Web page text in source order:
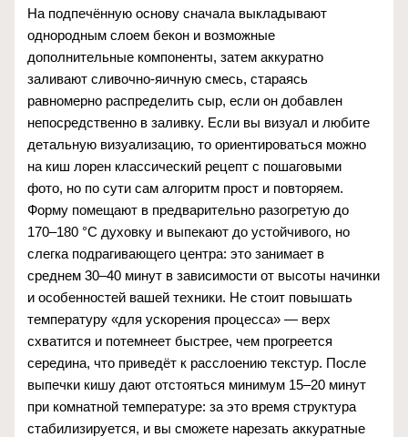
На подпечённую основу сначала выкладывают
однородным слоем бекон и возможные
дополнительные компоненты, затем аккуратно
заливают сливочно-яичную смесь, стараясь
равномерно распределить сыр, если он добавлен
непосредственно в заливку. Если вы визуал и любите
детальную визуализацию, то ориентироваться можно
на киш лорен классический рецепт с пошаговыми
фото, но по сути сам алгоритм прост и повторяем.
Форму помещают в предварительно разогретую до
170–180 °C духовку и выпекают до устойчивого, но
слегка подрагивающего центра: это занимает в
среднем 30–40 минут в зависимости от высоты начинки
и особенностей вашей техники. Не стоит повышать
температуру «для ускорения процесса» — верх
схватится и потемнеет быстрее, чем прогреется
середина, что приведёт к расслоению текстур. После
выпечки кишу дают отстояться минимум 15–20 минут
при комнатной температуре: за это время структура
стабилизируется, и вы сможете нарезать аккуратные